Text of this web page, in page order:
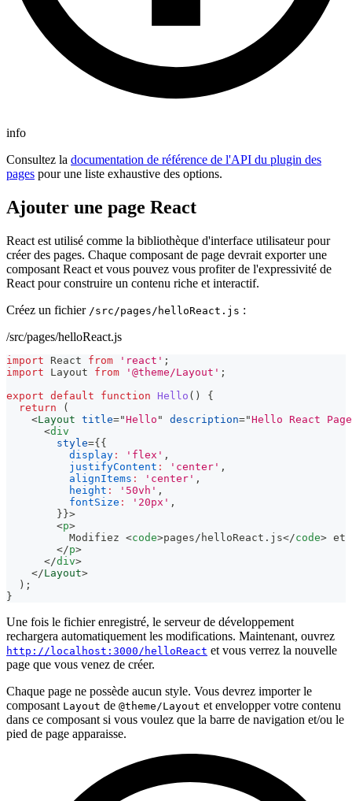
info
Consultez la documentation de référence de l'API du plugin des
pages pour une liste exhaustive des options.
Ajouter une page React
React est utilisé comme la bibliothèque d'interface utilisateur pour
créer des pages. Chaque composant de page devrait exporter une
composant React et vous pouvez vous profiter de l'expressivité de
React pour construire un contenu riche et interactif.
Créez un fichier /src/pages/helloReact.js :
/src/pages/helloReact.js
import React from 'react' ;
import
Layout from '@theme/Layout' ;
export default function Hello ( )
{
return
(
<Layout title="Hello " description="Hello React Page
<div
style={ {
display : 'flex' ,
justifyContent : 'center' ,
alignItems : 'center' ,
height : '50vh' ,
fontSize : '20px' ,
} }>
<p>
          Modifiez
<code>pages/helloReact.js</code> et
</p>
</div>
</Layout>
) ;
}
Une fois le fichier enregistré, le serveur de développement
rechargera automatiquement les modifications. Maintenant, ouvrez
http://localhost:3000/helloReact et vous verrez la nouvelle
page que vous venez de créer.
Chaque page ne possède aucun style. Vous devrez importer le
composant Layout de @theme/Layout et envelopper votre contenu
dans ce composant si vous voulez que la barre de navigation et/ou le
pied de page apparaisse.